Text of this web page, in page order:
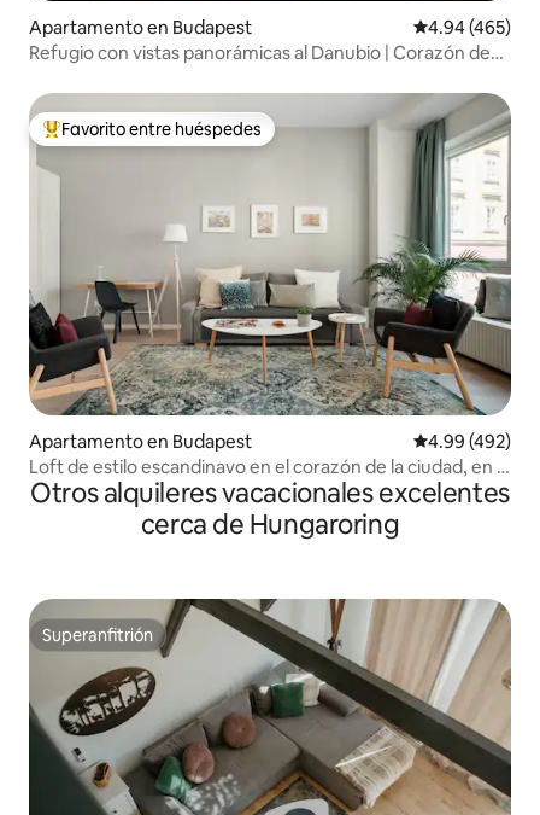
Apartamento en Budapest Calificación
4.94 (465)
Refugio con vistas panorámicas al Danubio | Corazón de
Favorito entre huéspedes preferido
Favorito entre huéspedes
Apartamento en Budapest Calificación
4.99 (492)
Loft de estilo escandinavo en el corazón de la ciudad, en el
distrito V
Otros alquileres vacacionales excelentes
cerca de Hungaroring
Superanfitrión
Superanfitrión